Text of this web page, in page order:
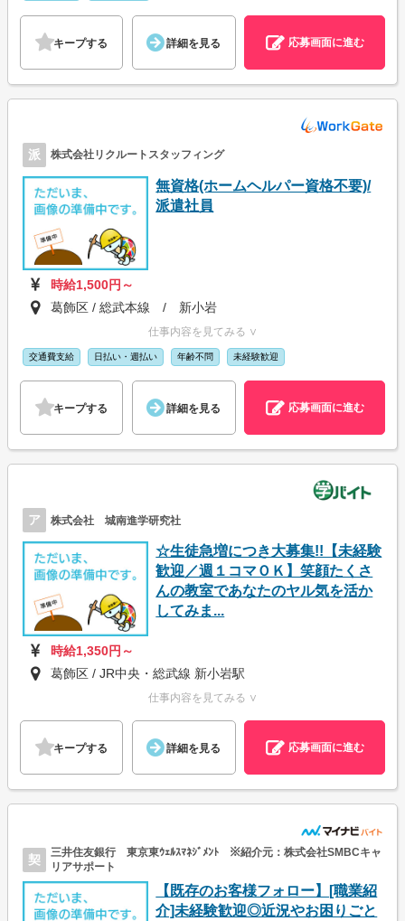
キープする 詳細を見る 応募画面に進む
派 株式会社リクルートスタッフィング
無資格(ホームヘルパー資格不要)/
派遣社員
時給1,500円～
葛飾区 / 総武本線 / 新小岩
仕事内容を見てみる ∨
交通費支給 日払い・週払い 年齢不問 未経験歓迎
キープする 詳細を見る 応募画面に進む
ア 株式会社 城南進学研究社
☆生徒急増につき大募集!!【未経験
歓迎／週１コマＯＫ】笑顔たくさ
んの教室であなたのヤル気を活か
してみま...
時給1,350円～
葛飾区 / JR中央・総武線 新小岩駅
仕事内容を見てみる ∨
キープする 詳細を見る 応募画面に進む
契
三井住友銀行 東京東ｳｪﾙｽﾏﾈｼﾞﾒﾝﾄ ※紹介元：株式会社SMBCキャ
リアサポート
【既存のお客様フォロー】[職業紹
介]未経験歓迎◎近況やお困りごと